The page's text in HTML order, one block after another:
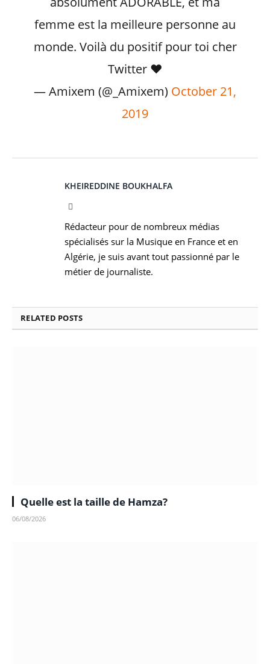
femme est la meilleure personne au
monde. Voilà du positif pour toi cher
Twitter ♥️
— Amixem (@_Amixem) October 21,
2019
KHEIREDDINE BOUKHALFA
Rédacteur pour de nombreux médias
spécialisés sur la Musique en France et en
Algérie, je suis avant tout passionné par le
métier de journaliste.
RELATED POSTS
Quelle est la taille de Hamza?
06/08/2026